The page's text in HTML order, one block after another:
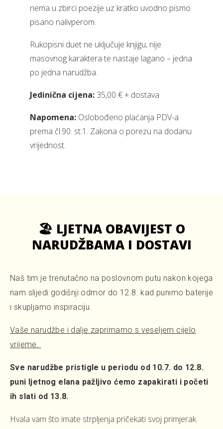
nema u zbirci poezije uz kratko uvodno pismo
pisano nalivperom.
Rukopisni duet ne uključuje knjigu, nije
masovnog karaktera te nastaje lagano – jedna
po jedna narudžba.
Jedinična cijena: 35,00 € + dostava
Napomena: Oslobođeno plaćanja PDV-a
prema čl.90. st.1. Zakona o porezu na dodanu
vrijednost.
🏖️ LJETNA OBAVIJEST O
NARUDŽBAMA I DOSTAVI
Naš tim je trenutačno na poslovnom putu nakon kojega
nam slijedi godišnji odmor do 12.8. kad punimo baterije
i skupljamo inspiraciju.
Vaše narudžbe i dalje zaprimamo s veseljem cijelo
vrijeme.
Sve narudžbe pristigle u periodu od 10.7. do 12.8.
puni ljetnog elana pažljivo ćemo zapakirati i početi
ih slati od 13.8.
Hvala vam što imate strpljenja pričekati svoj primjerak.